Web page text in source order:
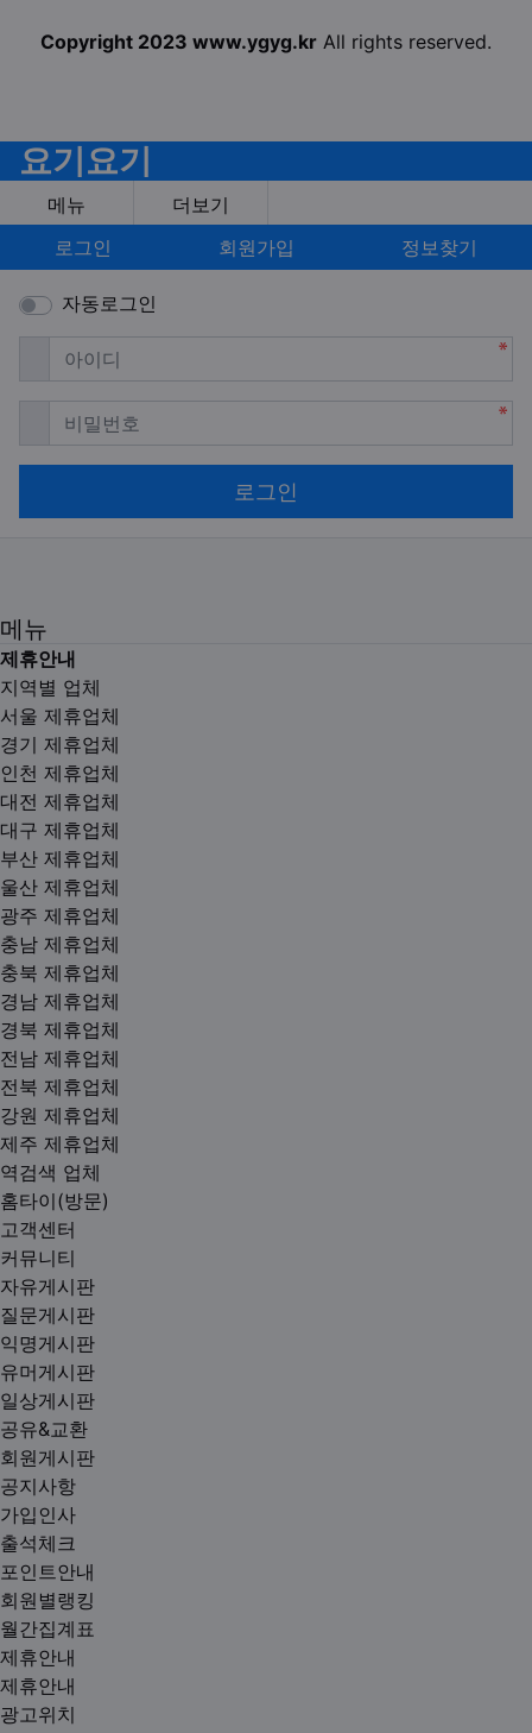
Copyright 2023 www.ygyg.kr All rights reserved.
요기요기
메뉴
더보기
로그인
회원가입 정보찾기
자동로그인
아이디 필수
비밀번호필수
로그인
메뉴
제휴안내
지역별 업체
서울 제휴업체
경기 제휴업체
인천 제휴업체
대전 제휴업체
대구 제휴업체
부산 제휴업체
울산 제휴업체
광주 제휴업체
충남 제휴업체
충북 제휴업체
경남 제휴업체
경북 제휴업체
전남 제휴업체
전북 제휴업체
강원 제휴업체
제주 제휴업체
역검색 업체
홈타이(방문)
고객센터
커뮤니티
자유게시판
질문게시판
익명게시판
유머게시판
일상게시판
공유&교환
회원게시판
공지사항
가입인사
출석체크
포인트안내
회원별랭킹
월간집계표
제휴안내
제휴안내
광고위치